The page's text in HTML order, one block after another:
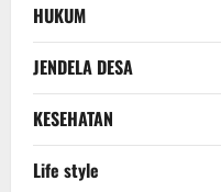
HUKUM
JENDELA DESA
KESEHATAN
Life style